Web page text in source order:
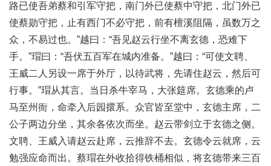
路已使吾弟蔡和引军守把，南门外已使蔡中守把，北门外已
使蔡勋守把，止有西门不必守把，前有檀溪阻隔，虽数万之
众，不易过也。”越曰：“吾见赵云行坐不离玄德，恐难下
手。”瑁曰：“吾伏五百军在城内准备。”越曰：“可使文聘、
王威二人另设一席于外厅，以待武将，先请住赵云，然后可
行事。”瑁从其言。当日杀牛宰马，大张筵席。玄德乘的卢
马至州衙，命牵入后园擐系。众官皆至堂中，玄德主席，二
公子两边分坐，其余各依次而坐。赵云带剑立于玄德之侧。
文聘、王威入请赵云赴席，云推辞不去。玄德令云就席，云
勉强应命而出。蔡瑁在外收拾得铁桶相似，将玄德带来三百